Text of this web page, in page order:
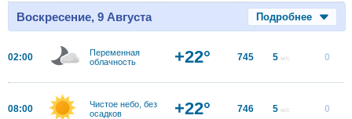
Воскресение, 9 Августа Подробнее
02:00
Переменная
облачность
+22° 745 5 м/с 0
08:00
Чистое небо, без
осадков
+22° 746 5 м/с 0